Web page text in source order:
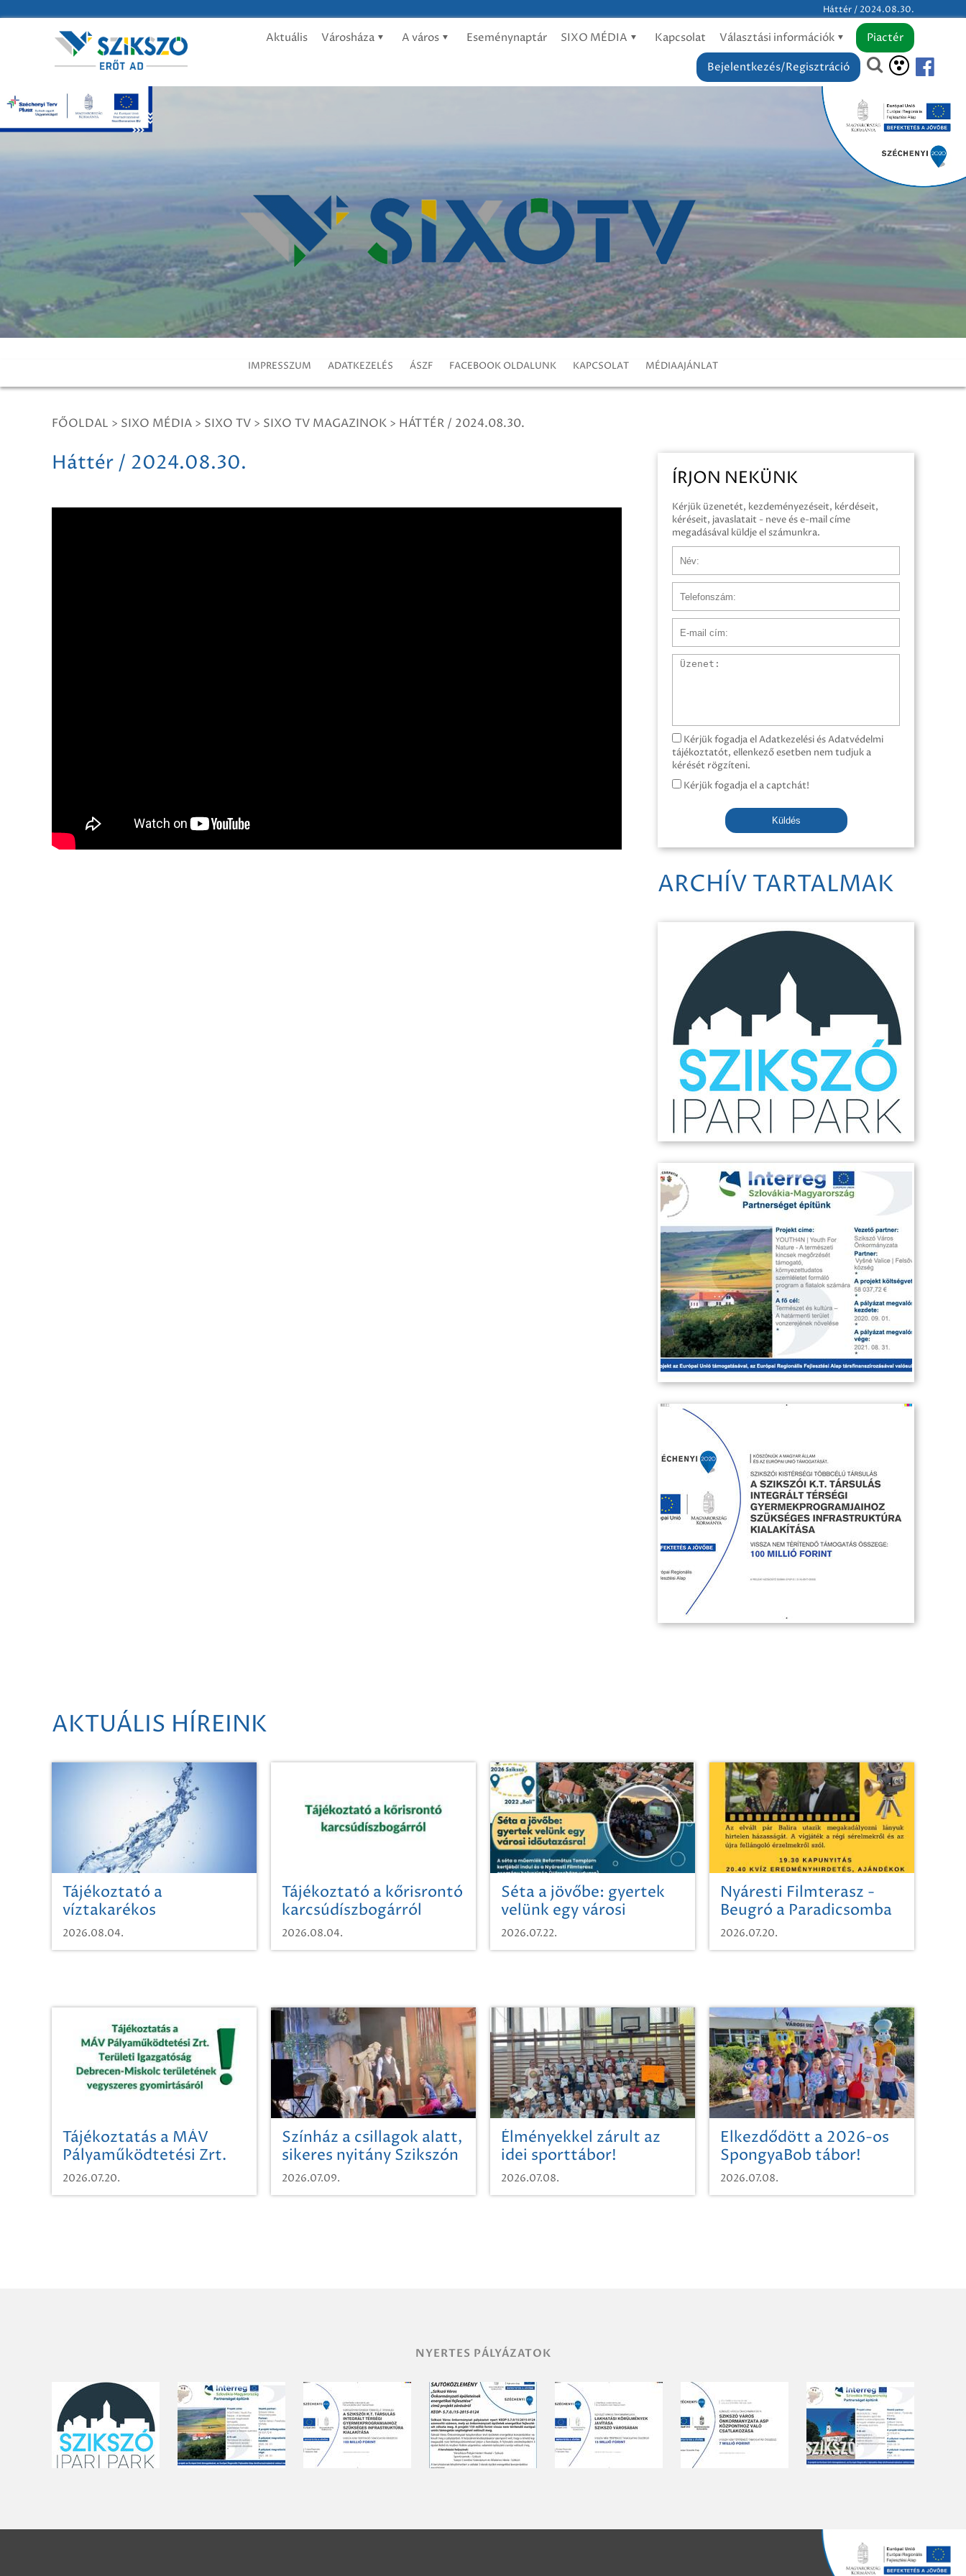
Háttér / 2024.08.30.
Aktuális Városháza A város Eseménynaptár SIXO MÉDIA Kapcsolat Választási információk
Piactér
Bejelentkezés/Regisztráció
IMPRESSZUM ADATKEZELÉS ÁSZF FACEBOOK OLDALUNK KAPCSOLAT MÉDIAAJÁNLAT
FŐOLDAL > SIXO MÉDIA > SIXO TV > SIXO TV MAGAZINOK > HÁTTÉR / 2024.08.30.
Háttér / 2024.08.30.
ÍRJON NEKÜNK
Kérjük üzenetét, kezdeményezéseit, kérdéseit,
kéréseit, javaslatait - neve és e-mail címe
megadásával küldje el számunkra.
Üzenet
Kérjük fogadja el Adatkezelési és Adatvédelmi
tájékoztatót, ellenkező esetben nem tudjuk a
kérését rögzíteni.
Kérjük fogadja el a captchát!
Küldés
ARCHÍV TARTALMAK
AKTUÁLIS HÍREINK
Tájékoztató a
víztakarékos
vízhasználatról
2026.08.04.
Tájékoztató a kőrisrontó
karcsúdíszbogárról
2026.08.04.
Séta a jövőbe: gyertek
velünk egy városi
időutazásra!
2026.07.22.
Nyáresti Filmterasz -
Beugró a Paradicsomba
2026.07.20.
Tájékoztatás a MÁV
Pályaműködtetési Zrt.
Területi Igazgatóság
Debrecen-Miskolc
2026.07.20.
Színház a csillagok alatt,
sikeres nyitány Szikszón
2026.07.09.
Élményekkel zárult az
idei sporttábor!
2026.07.08.
Elkezdődött a 2026-os
SpongyaBob tábor!
2026.07.08.
NYERTES PÁLYÁZATOK